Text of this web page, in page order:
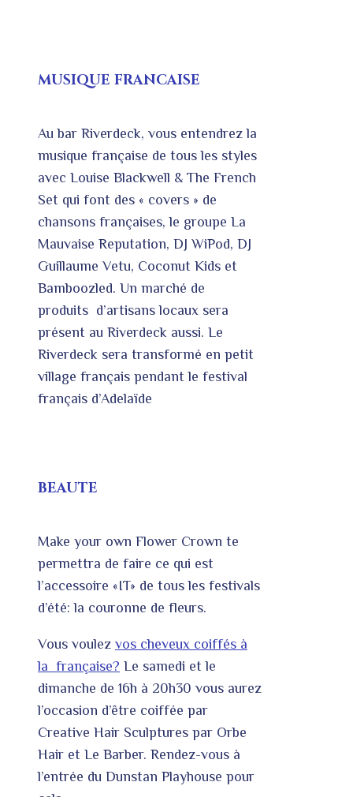
MUSIQUE FRANCAISE
Au bar Riverdeck, vous entendrez la
musique française de tous les styles
avec Louise Blackwell & The French
Set qui font des « covers » de
chansons françaises, le groupe La
Mauvaise Reputation, DJ WiPod, DJ
Guillaume Vetu, Coconut Kids et
Bamboozled. Un marché de
produits d’artisans locaux sera
présent au Riverdeck aussi. Le
Riverdeck sera transformé en petit
village français pendant le festival
français d’Adelaïde
BEAUTE
Make your own Flower Crown te
permettra de faire ce qui est
l’accessoire «IT» de tous les festivals
d’été: la couronne de fleurs.
Vous voulez vos cheveux coiffés à
la française? Le samedi et le
dimanche de 16h à 20h30 vous aurez
l’occasion d’être coiffée par
Creative Hair Sculptures par Orbe
Hair et Le Barber. Rendez-vous à
l’entrée du Dunstan Playhouse pour